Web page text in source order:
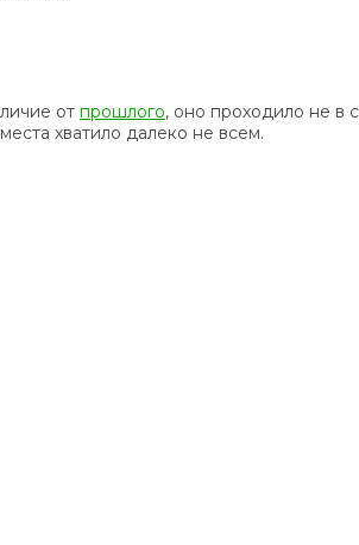
от прошлого, оно проходило не в
хватило далеко не всем.